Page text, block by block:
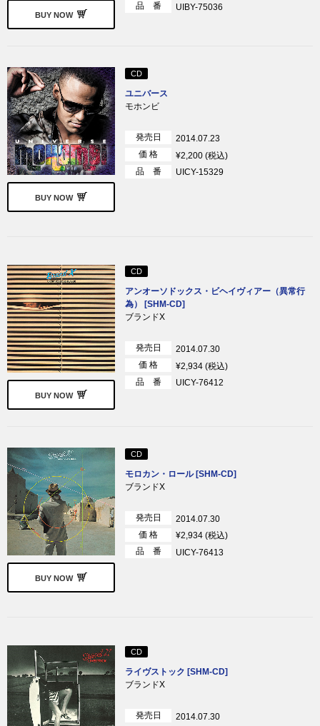
BUY NOW
品 番
UIBY-75036
BUY NOW
CD
ユニバース
モホンビ
発売日
2014.07.23
価 格
¥2,200 (税込)
品 番
UICY-15329
BUY NOW
CD
アンオーソドックス・ビヘイヴィアー（異常行
為） [SHM-CD]
ブランドX
発売日
2014.07.30
価 格
¥2,934 (税込)
品 番
UICY-76412
BUY NOW
CD
モロカン・ロール [SHM-CD]
ブランドX
発売日
2014.07.30
価 格
¥2,934 (税込)
品 番
UICY-76413
CD
ライヴストック [SHM-CD]
ブランドX
発売日
2014.07.30